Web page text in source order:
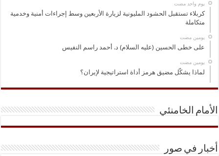
‏يوم واحد مضت
كربلاء تستقبل الحشود المليونية لزيارة الأربعين وسط إجراءات أمنية وخدمية
متكاملة
‏يومين مضت
على خطى الحسين (عليه السلام) د. أحمد راسم النفيس
‏يومين مضت
لماذا يشكّل مضيق هرمز أداة استراتيجية لإيران؟
الأمام الخامنئي
أخبار في صور